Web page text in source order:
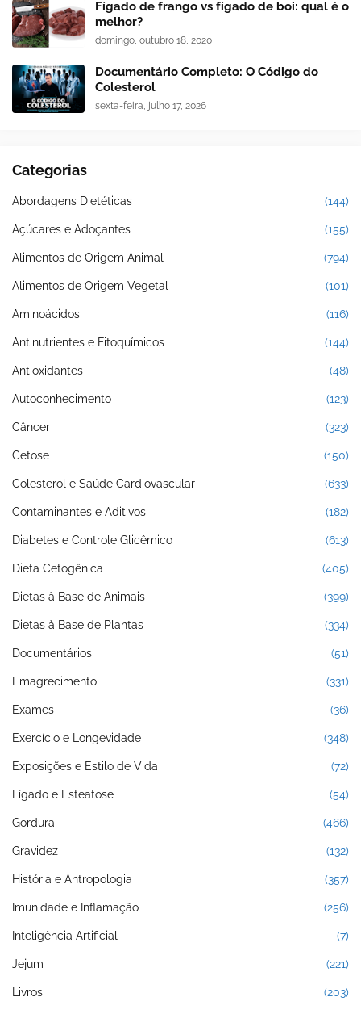
Fígado de frango vs fígado de boi: qual é o
melhor?
domingo, outubro 18, 2020
Documentário Completo: O Código do
Colesterol
sexta-feira, julho 17, 2026
Categorias
Abordagens Dietéticas (144)
Açúcares e Adoçantes (155)
Alimentos de Origem Animal (794)
Alimentos de Origem Vegetal (101)
Aminoácidos (116)
Antinutrientes e Fitoquímicos (144)
Antioxidantes (48)
Autoconhecimento (123)
Câncer (323)
Cetose (150)
Colesterol e Saúde Cardiovascular (633)
Contaminantes e Aditivos (182)
Diabetes e Controle Glicêmico (613)
Dieta Cetogênica (405)
Dietas à Base de Animais (399)
Dietas à Base de Plantas (334)
Documentários (51)
Emagrecimento (331)
Exames (36)
Exercício e Longevidade (348)
Exposições e Estilo de Vida (72)
Fígado e Esteatose (54)
Gordura (466)
Gravidez (132)
História e Antropologia (357)
Imunidade e Inflamação (256)
Inteligência Artificial (7)
Jejum (221)
Livros (203)